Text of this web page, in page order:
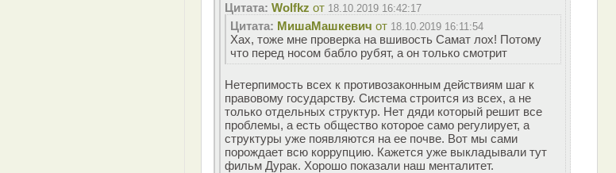
Цитата: Wolfkz от 18.10.2019 16:42:17
Цитата: MишаМашкевич от 18.10.2019 16:11:54
Хах, тоже мне проверка на вшивость Самат лох! Потому
что перед носом бабло рубят, а он только смотрит
Нетерпимость всех к противозаконным действиям шаг к
правовому государству. Система строится из всех, а не
только отдельных структур. Нет дяди который решит все
проблемы, а есть общество которое само регулирует, а
структуры уже появляются на ее почве. Вот мы сами
порождает всю коррупцию. Кажется уже выкладывали тут
фильм Дурак. Хорошо показали наш менталитет.